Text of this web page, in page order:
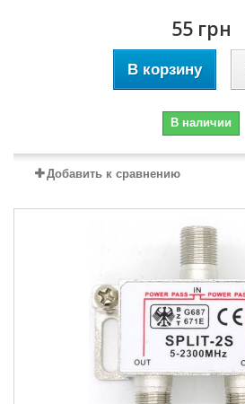
55 грн
В корзину
В наличии
Добавить к сравнению